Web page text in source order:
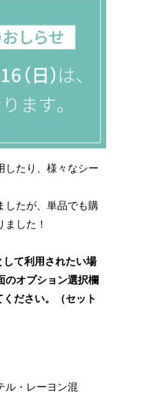
したり、様々なシー
したが、単品でも購
した！
て利用されたい場
のオプション選択欄
ださい。（セット
ル・レーヨン混